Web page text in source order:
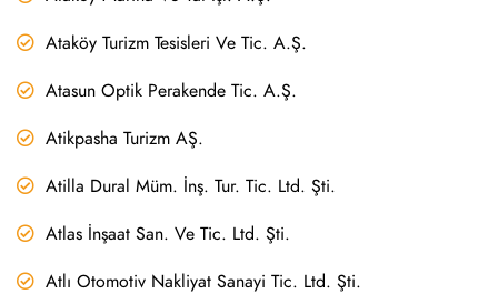
Ataköy Turizm Tesisleri Ve Tic. A.Ş.
Atasun Optik Perakende Tic. A.Ş.
Atikpasha Turizm AŞ.
Atilla Dural Müm. İnş. Tur. Tic. Ltd. Şti.
Atlas İnşaat San. Ve Tic. Ltd. Şti.
Atlı Otomotiv Nakliyat Sanayi Tic. Ltd. Şti.